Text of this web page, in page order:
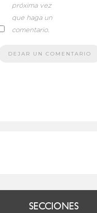
próxima vez
que haga un
comentario.
SECCIONES